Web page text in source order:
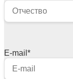
E-mail *